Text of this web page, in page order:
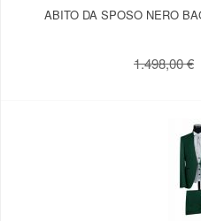
ABITO DA SPOSO NERO
1.498,00 €